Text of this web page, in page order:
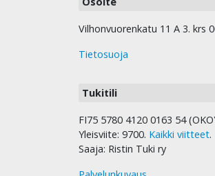
Vilhonvuorenkatu 11 A 3. krs
Tietosuoja
Tukitili
FI75 5780 4120 0163 54
Yleisviite: 9700. Kaikki viitteet.
Saaja: Ristin Tuki ry